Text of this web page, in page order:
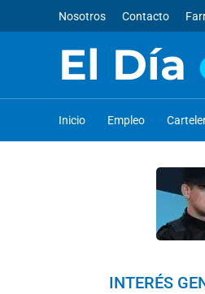
Nosotros Contacto
El Día
Inicio Empleo
INTERÉS